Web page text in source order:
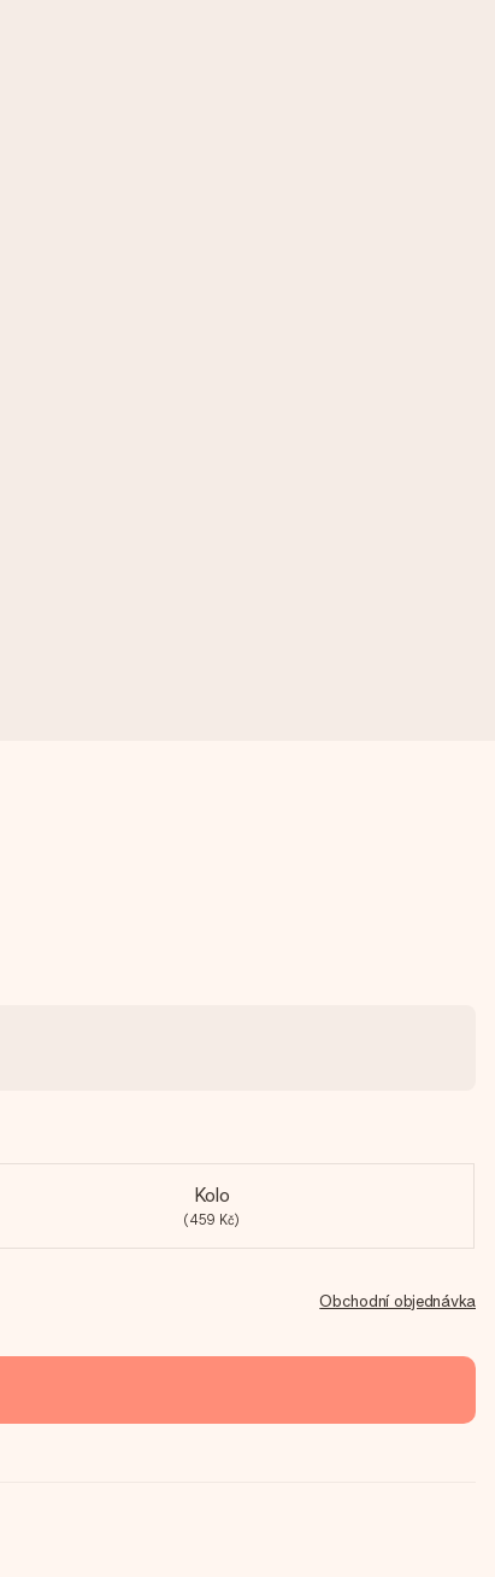
Kolo
(459 Kč)
Obchodní objednávka